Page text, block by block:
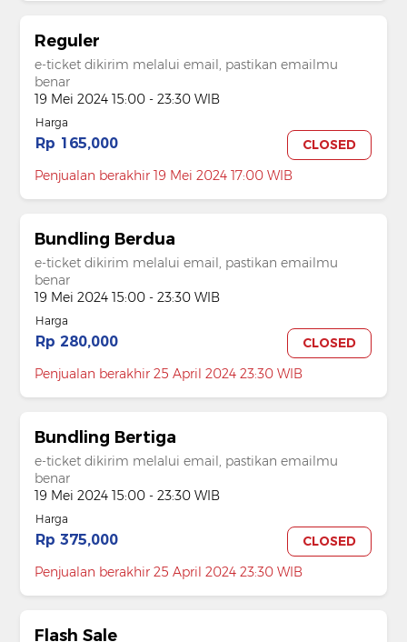
Reguler
e-ticket dikirim melalui email, pastikan emailmu
benar
19 Mei 2024 15:00 - 23:30 WIB
Harga
Rp 165,000
CLOSED
Penjualan berakhir 19 Mei 2024 17:00 WIB
Bundling Berdua
e-ticket dikirim melalui email, pastikan emailmu
benar
19 Mei 2024 15:00 - 23:30 WIB
Harga
Rp 280,000
CLOSED
Penjualan berakhir 25 April 2024 23:30 WIB
Bundling Bertiga
e-ticket dikirim melalui email, pastikan emailmu
benar
19 Mei 2024 15:00 - 23:30 WIB
Harga
Rp 375,000
CLOSED
Penjualan berakhir 25 April 2024 23:30 WIB
Flash Sale